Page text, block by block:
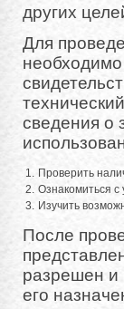
других
Для
необходимо
сведения о
1. Проверить
2. Ознакомиться с
3. Изучить
После
разрешен и
его